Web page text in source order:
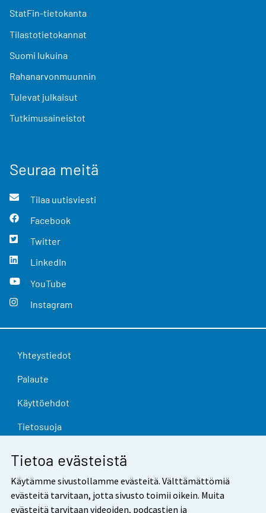
Tietoa evästeistä
Käytämme sivustollamme evästeitä. Välttämättömiä
evästeitä tarvitaan, jotta sivusto toimii oikein. Muita
evästeitä tarvitaan videoiden, podcastien ja
StatFin-tietokanta
Tilastotietokannat
Suomi lukuina
Rahanarvonmuunnin
Tulevat julkaisut
Tutkimusaineistot
Seuraa meitä
Tilaa uutisviesti
Facebook
Twitter
LinkedIn
YouTube
Instagram
Yhteystiedot
Palaute
Käyttöehdot
Tietosuoja
Evästeasetukset